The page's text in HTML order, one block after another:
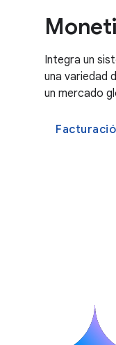
Integra un
una variedad
un mercado